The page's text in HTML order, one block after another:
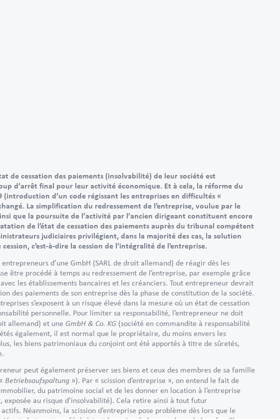
de cessation des paiements (insolvabilité) de leur société est
d’arrêt final pour leur activité économique. Et à cela, la réforme du
d’un code régissant les entreprises en difficultés «
La simplification du redressement de l’entreprise, voulue par le
que la poursuite de l’activité par l’ancien dirigeant constituent encore
de l’état de cessation des paiements auprès du tribunal compétent
judiciaires privilégient, dans la majorité des cas, la solution
c’est-à-dire la cession de l’intégralité de l’entreprise.
d’une GmbH (SARL de droit allemand) de réagir dès les
être procédé à temps au redressement de l’entreprise, par exemple grâce
les établissements bancaires et les créanciers. Tout entrepreneur devrait
des paiements de son entreprise dès la phase de constitution de la société.
s’exposent à un risque élevé dans la mesure où un état de cessation
personnelle. Pour limiter sa responsabilité, l’entrepreneur ne doit
allemand) et une GmbH & Co. KG (société en commandite à responsabilité
également, il est normal que le propriétaire, du moins envers les
les biens patrimoniaux du conjoint ont été apportés à titre de sûretés,
peut également préserver ses biens et ceux des membres de sa famille
Betriebsaufspaltung »). Par « scission d’entreprise », on entend le fait de
du patrimoine social et de les donner en location à l’entreprise
exposée au risque d’insolvabilité). Cela retire ainsi à tout futur
Néanmoins, la scission d’entreprise pose problème dès lors que le